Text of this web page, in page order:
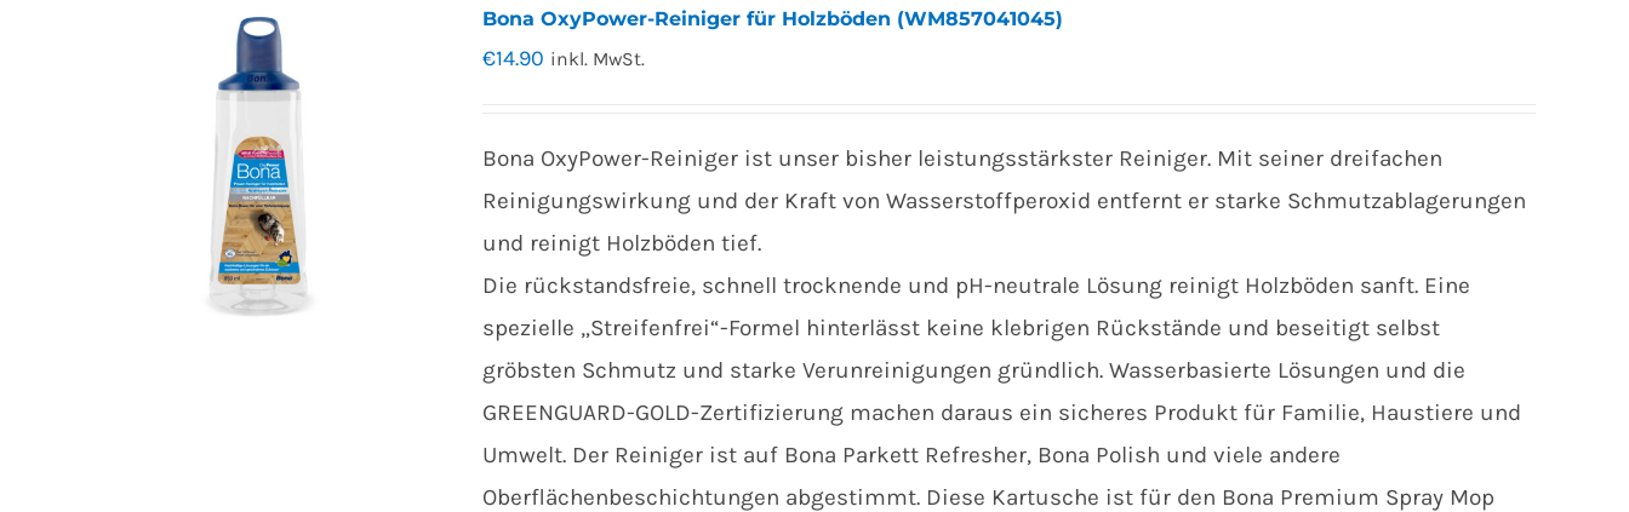
Bona OxyPower-Reiniger für Holzböden (WM857041045)
€14.90 inkl. MwSt.
Bona OxyPower-Reiniger ist unser bisher leistungsstärkster Reiniger. Mit seiner dreifachen
Reinigungswirkung und der Kraft von Wasserstoffperoxid entfernt er starke Schmutzablagerungen
und reinigt Holzböden tief.
Die rückstandsfreie, schnell trocknende und pH-neutrale Lösung reinigt Holzböden sanft. Eine
spezielle „Streifenfrei“-Formel hinterlässt keine klebrigen Rückstände und beseitigt selbst
gröbsten Schmutz und starke Verunreinigungen gründlich. Wasserbasierte Lösungen und die
GREENGUARD-GOLD-Zertifizierung machen daraus ein sicheres Produkt für Familie, Haustiere und
Umwelt. Der Reiniger ist auf Bona Parkett Refresher, Bona Polish und viele andere
Oberflächenbeschichtungen abgestimmt. Diese Kartusche ist für den Bona Premium Spray Mop